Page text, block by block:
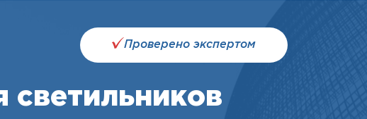
Проверено экспертом
светильников